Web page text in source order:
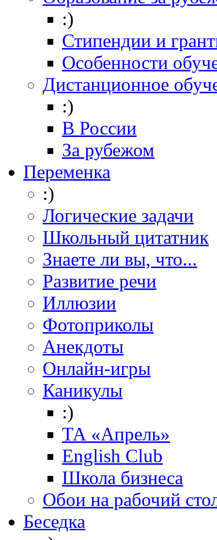
:)
Стипендии и
Особенности
Дистанционное
:)
В России
За рубежом
Переменка
:)
Логические задачи
Школьный цитатник
Знаете ли вы, что...
Развитие речи
Иллюзии
Фотоприколы
Анекдоты
Онлайн-игры
Каникулы
:)
ТА «Апрель»
English Club
Школа бизнеса
Обои на рабочий
Беседка